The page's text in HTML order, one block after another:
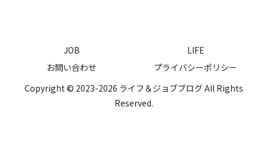
JOB
LIFE
お問い合わせ
プライバシーポリシー
Copyright © 2023-2026 ライフ＆ジョブブログ All Rights
Reserved.